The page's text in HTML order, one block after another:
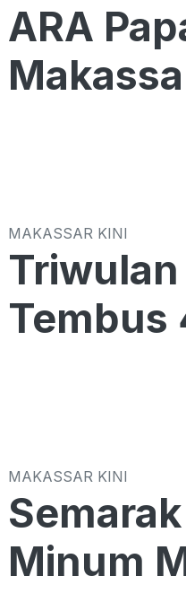
ARA
MAKASSAR KINI
Tembus
MAKASSAR KINI
Minum